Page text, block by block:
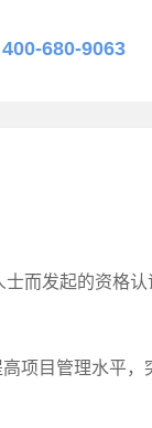
400-680-9063
而发起的资格
项目管理水平，